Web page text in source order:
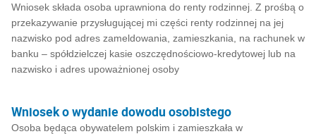
Wniosek składa osoba uprawniona do renty rodzinnej. Z prośbą o
przekazywanie przysługującej mi części renty rodzinnej na jej
nazwisko pod adres zameldowania, zamieszkania, na rachunek w
banku – spółdzielczej kasie oszczędnościowo-kredytowej lub na
nazwisko i adres upoważnionej osoby
Wniosek o wydanie dowodu osobistego
Osoba będąca obywatelem polskim i zamieszkała w